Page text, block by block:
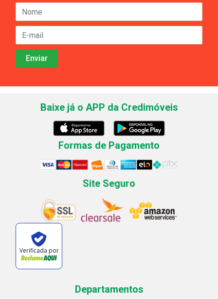
Baixe já o APP da Credimóveis
Formas de Pagamento
Site Seguro
Verificada por
Departamentos